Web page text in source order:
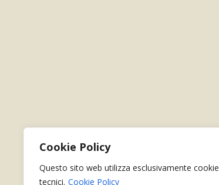
Cookie Policy
Questo sito web utilizza esclusivamente cookie
tecnici. Cookie Policy